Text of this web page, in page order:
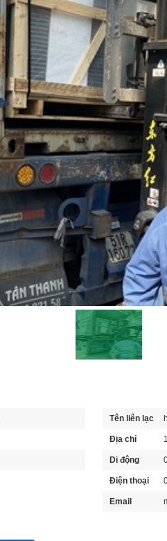
Tên liên lạc
Địa chỉ
tphcm
Di động
Điện thoại
Email